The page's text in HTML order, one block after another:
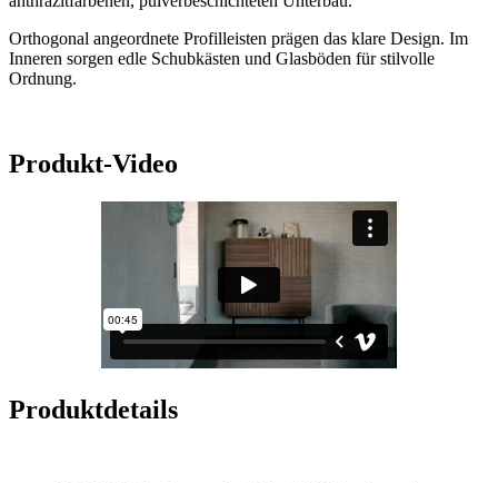
Orthogonal angeordnete Profilleisten prägen das klare Design. Im
Inneren sorgen edle Schubkästen und Glasböden für stilvolle
Ordnung.
Produkt-Video
Produktdetails